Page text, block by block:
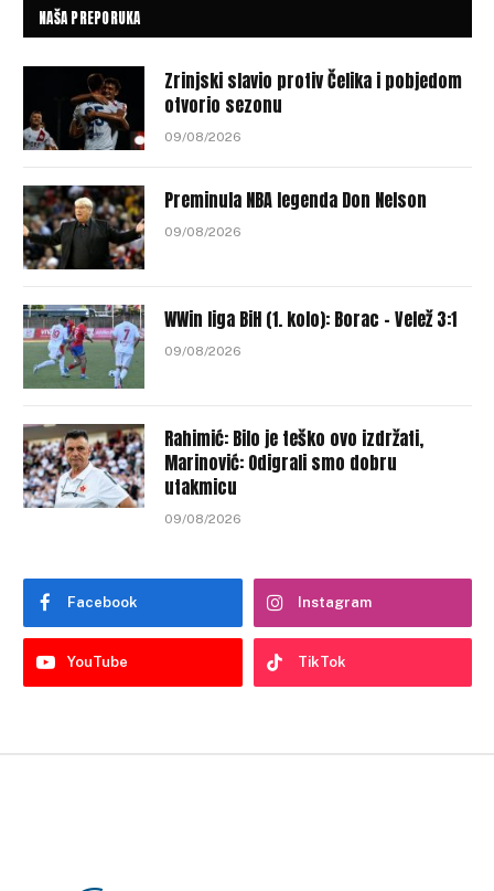
NAŠA PREPORUKA
Zrinjski slavio protiv Čelika i pobjedom
otvorio sezonu
09/08/2026
Preminula NBA legenda Don Nelson
09/08/2026
WWin liga BiH (1. kolo): Borac – Velež 3:1
09/08/2026
Rahimić: Bilo je teško ovo izdržati,
Marinović: Odigrali smo dobru
utakmicu
09/08/2026
Facebook Instagram
YouTube TikTok